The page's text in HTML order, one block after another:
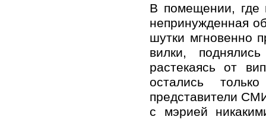
В помещении, где
непринужденная
шутки мгновенно
вилки,
растекаясь от
остались
представители
с мэрией